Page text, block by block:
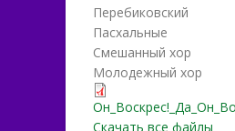
Перебиковский
Пасхальные
Смешанный хор
Молодежный хор
Скачать все файлы